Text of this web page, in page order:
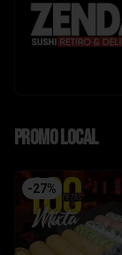
PROMO LOCAL
-27%